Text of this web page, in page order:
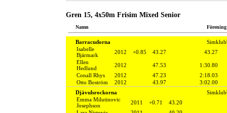
Gren 15, 4x50m Frisim Mixed Senior
Namn Förening
Barracudorna
Isabelle
Bjärmark
2012 +0.85 43.27
43.27
Ellen
Hedlund
2012 47.53
1:30.80
Conall Rhys
2012 47.23
2:18.03
Otto Boström
2012 43.97
3:02.00
Djävulsrockorna
Emma Milutinovic
Josephson
2011 +0.71
43.20